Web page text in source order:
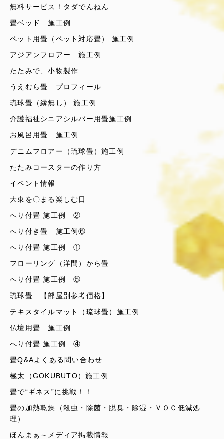
無料サービス！タダでんねん
畳ベッド 施工例
ペット用畳（ペット対応畳） 施工例
アジアンフロアー 施工例
たたみで、小物製作
うえむら畳 プロフィール
琉球畳（縁無し） 施工例
介護福祉シニアシルバー用畳施工例
お風呂用畳 施工例
デニムフロアー（琉球畳）施工例
たたみコースターの作り方
イベント情報
大東を〇まる楽しむ日
へり付畳 施工例 ②
へり付き畳 施工例⑥
へり付畳 施工例 ①
フローリング（洋間）から畳
へり付畳 施工例 ⑤
琉球畳 【部屋別参考価格】
テキスタイルマット（琉球畳）施工例
仏壇用畳 施工例
へり付畳 施工例 ④
畳Q&Aよくある問い合わせ
極太（GOKUBUTO）施工例
畳で“ギネス”に挑戦！！
畳の加熱乾燥（殺虫・除菌・脱臭・除湿・ＶＯＣ低減処
理）
ほんまぁ～メディア掲載情報